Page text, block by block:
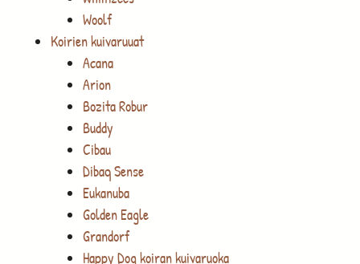
Woolf
Koirien kuivaruuat
Acana
Arion
Bozita Robur
Buddy
Cibau
Dibaq Sense
Eukanuba
Golden Eagle
Grandorf
Happy Dog koiran kuivaruoka